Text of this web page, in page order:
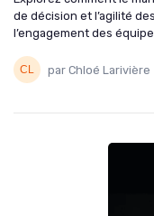
de décision et l’agilité
l’engagement des
par Chloé Larivière